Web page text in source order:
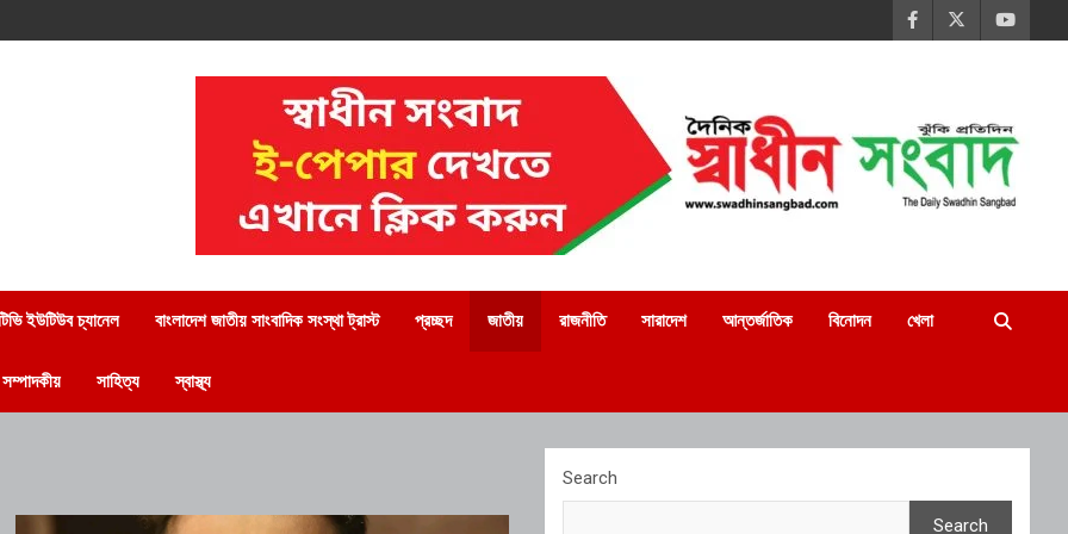
ইউটিউব চ্যানেল বাংলাদেশ জাতীয় সাংবাদিক সংস্থা ট্রাস্ট প্রচ্ছদ জাতীয় রাজনীতি সারাদেশ আন্তর্জাতিক বিনোদন খেলা
সম্পাদকীয় সাহিত্য স্বাস্থ্য
Search
Search